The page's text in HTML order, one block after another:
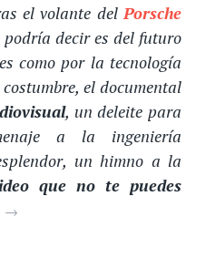
el volante del Porsche
decir es del futuro
como por la tecnología
el documental
, un deleite para
a la ingeniería
un himno a la
que no te puedes
→